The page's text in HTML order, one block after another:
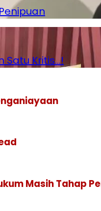
Satu Kritis…!
Masih Tahap